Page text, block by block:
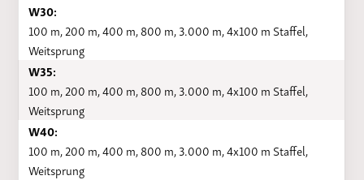
W30:
100 m, 200 m, 400 m, 800 m, 3.000 m, 4x100 m Staffel,
Weitsprung
W35:
100 m, 200 m, 400 m, 800 m, 3.000 m, 4x100 m Staffel,
Weitsprung
W40:
100 m, 200 m, 400 m, 800 m, 3.000 m, 4x100 m Staffel,
Weitsprung